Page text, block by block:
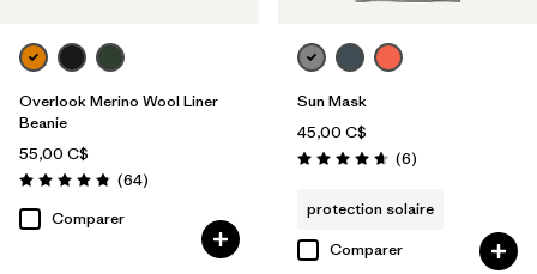
Overlook Merino Wool Liner
Beanie
55,00 C$
Évaluation: 4.8 / 5
(64Avis
)
Comparer
Sun Mask
45,00 C$
Évaluation: 4.7 / 5
(6Avis
)
protection solaire
Comparer